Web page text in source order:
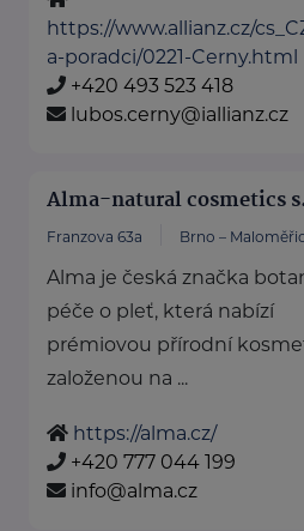
https://www.allianz.cz/
a-poradci/0221-Cerny.html
+420 493 523 418
lubos.cerny@iallianz.cz
Alma-natural cosmetics
Franzova 63a Brno –
Alma je česká značka
péče o pleť, která nabízí
prémiovou přírodní
založenou na ...
https://alma.cz/
+420 777 044 199
info@alma.cz